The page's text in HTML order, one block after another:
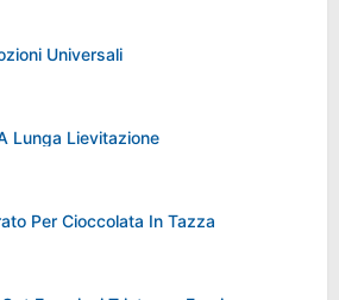
Universali
Lunga Lievitazione
Per Cioccolata In Tazza